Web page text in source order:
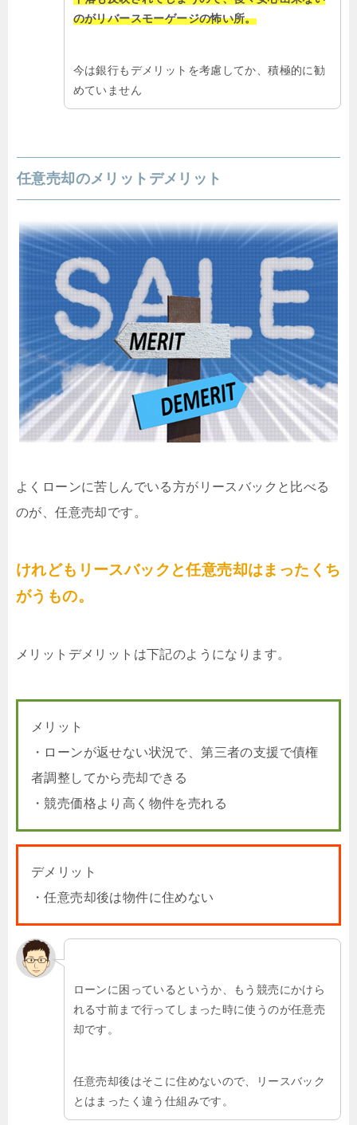
のがリバースモーゲージの怖い所。
今は銀行もデメリットを考慮してか、積極的に勧
めていません
任意売却のメリットデメリット
よくローンに苦しんでいる方がリースバックと比べる
のが、任意売却です。
けれどもリースバックと任意売却はまったくち
がうもの。
メリットデメリットは下記のようになります。
メリット
・ローンが返せない状況で、第三者の支援で債権
者調整してから売却できる
・競売価格より高く物件を売れる
デメリット
・任意売却後は物件に住めない
ローンに困っているというか、もう競売にかけら
れる寸前まで行ってしまった時に使うのが任意売
却です。
任意売却後はそこに住めないので、リースバック
とはまったく違う仕組みです。